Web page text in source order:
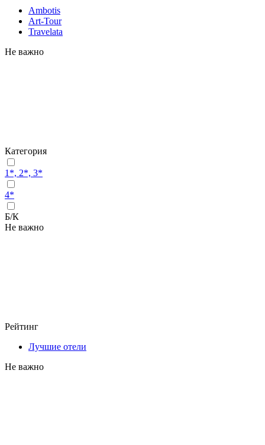
Ambotis
Art-Tour
Travelata
Не важно
Категория
1*, 2*, 3*
4*
Б/К
Не важно
Рейтинг
Лучшие отели
Не важно